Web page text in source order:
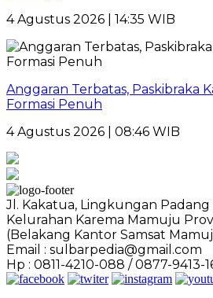
4 Agustus 2026 | 14:35 WIB
Anggaran Terbatas, Paskibraka
Formasi Penuh
4 Agustus 2026 | 08:46 WIB
Jl. Kakatua, Lingkungan Padang
Kelurahan Karema Mamuju
(Belakang Kantor Samsat
Email : sulbarpedia@gmail.com
Hp : 0811-4210-088 / 0877-9413-